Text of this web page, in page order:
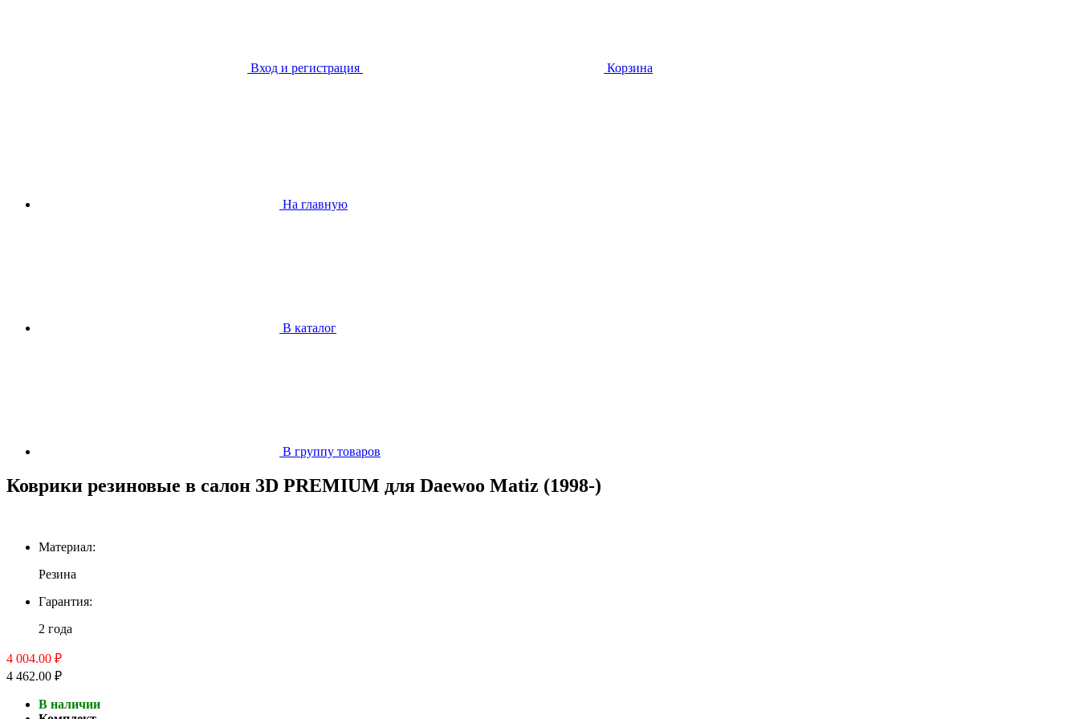
Вход и регистрация Корзина
На главную
В каталог
В группу товаров
Коврики резиновые в салон 3D PREMIUM для Daewoo Matiz (1998-)
Материал:
Резина
Гарантия:
2 года
4 004.00 ₽
4 462.00 ₽
В наличии